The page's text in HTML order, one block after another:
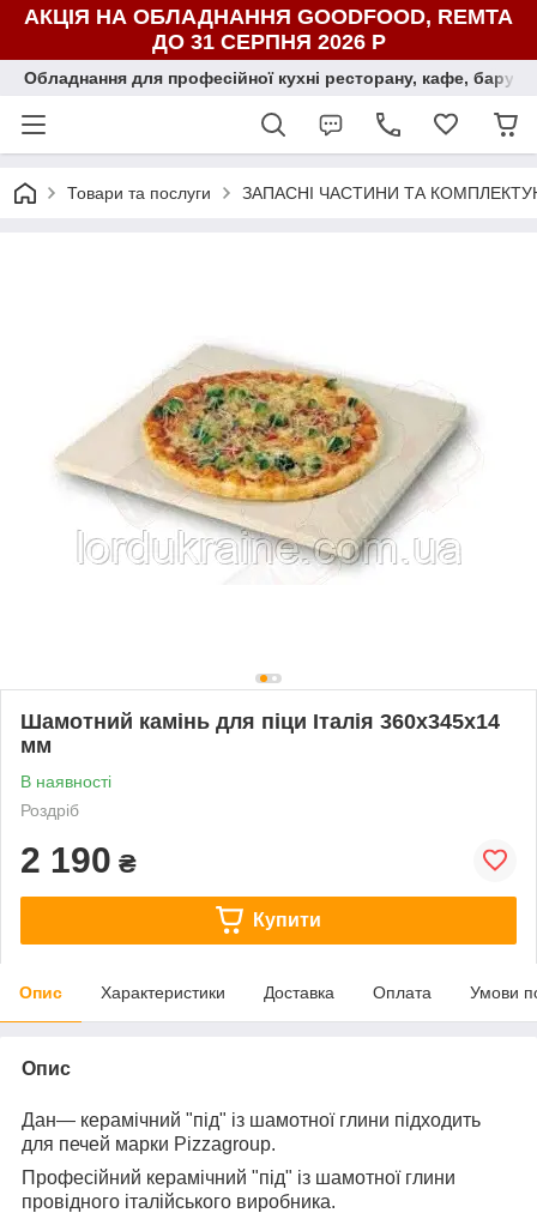
АКЦІЯ НА ОБЛАДНАННЯ GOODFOOD, REMTA
ДО 31 СЕРПНЯ 2026 Р
Обладнання для професійної кухні ресторану, кафе, бару,
Товари та послуги ЗАПАСНІ ЧАСТИНИ ТА
Шамотний камінь для піци Італія 360x345x14
мм
В наявності
Роздріб
2 190 ₴
Купити
Опис Характеристики Доставка Оплата Умови
Опис
Дан— керамічний "під" із шамотної глини підходить
для печей марки Pizzagroup.
Професійний керамічний "під" із шамотної глини
провідного італійського виробника.